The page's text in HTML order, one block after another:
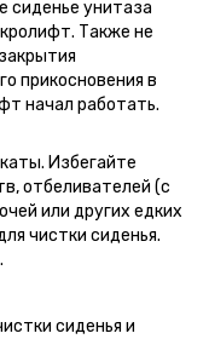
сиденье унитаза
Также не
прикосновения в
начал работать.
Избегайте
отбеливателей (с
или других едких
чистки сиденья.
сиденья и